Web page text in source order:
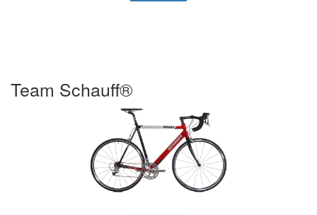
Team Schauff®